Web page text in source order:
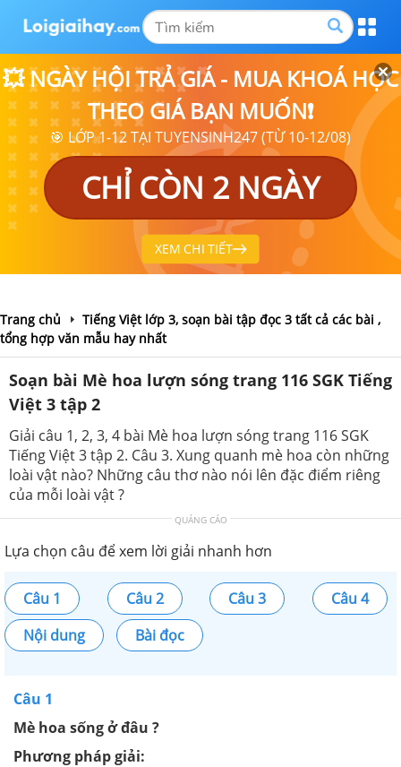
💥 NGÀY HỘI TRẢ GIÁ - MUA KHOÁ HỌC
THEO GIÁ BẠN MUỐN❗
🎯 LỚP 1-12 TẠI TUYENSINH247 (TỪ 10-12/08)
CHỈ CÒN 2 NGÀY
XEM CHI TIẾT
Trang chủ
Tiếng Việt lớp 3, soạn bài tập đọc 3 tất cả các bài ,
tổng hợp văn mẫu hay nhất
Soạn bài Mè hoa lượn sóng trang 116 SGK Tiếng
Việt 3 tập 2
Giải câu 1, 2, 3, 4 bài Mè hoa lượn sóng trang 116 SGK
Tiếng Việt 3 tập 2. Câu 3. Xung quanh mè hoa còn những
loài vật nào? Những câu thơ nào nói lên đặc điểm riêng
của mỗi loài vật ?
QUẢNG CÁO
Lựa chọn câu để xem lời giải nhanh hơn
Câu 1 Câu 2 Câu 3
Câu 4
Nội dung
Bài đọc
Câu 1
Mè hoa sống ở đâu ?
Phương pháp giải: